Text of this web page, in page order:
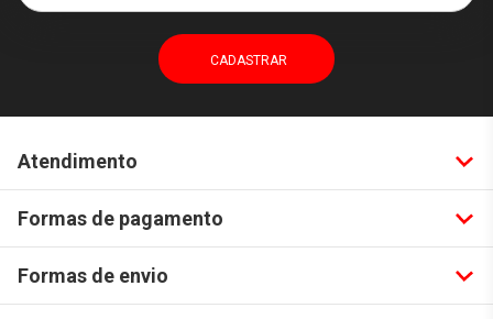
Atendimento
Formas de pagamento
Formas de envio